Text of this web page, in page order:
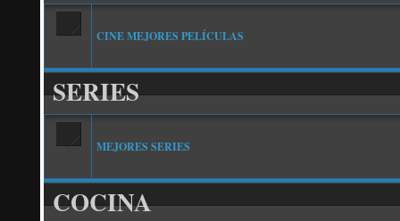
CINE MEJORES PELÍCULAS
SERIES
MEJORES SERIES
COCINA